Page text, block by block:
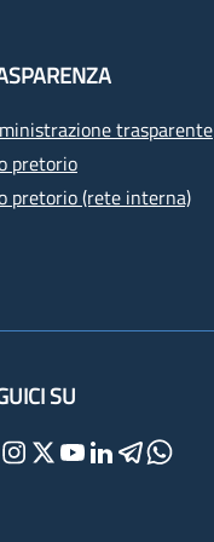
trasparente
pretorio
pretorio (rete interna)
SU